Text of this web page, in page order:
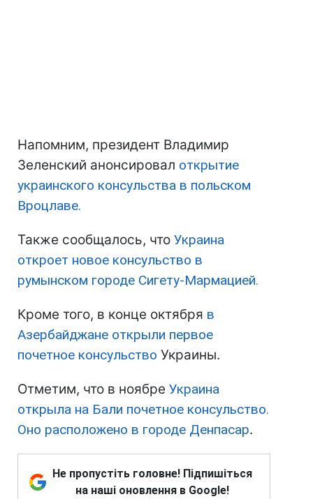
Напомним, президент Владимир
Зеленский анонсировал открытие
украинского консульства в польском
Вроцлаве.
Также сообщалось, что Украина
откроет новое консульство в
румынском городе Сигету-Мармацией.
Кроме того, в конце октября в
Азербайджане открыли первое
почетное консульство Украины.
Отметим, что в ноябре Украина
открыла на Бали почетное консульство.
Оно расположено в городе Денпасар.
Не пропустіть головне! Підпишіться
на наші оновлення в Google!